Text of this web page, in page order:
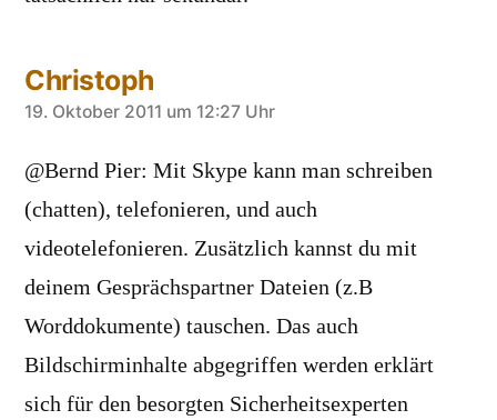
Christoph
sagt:
19. Oktober 2011 um 12:27 Uhr
@Bernd Pier: Mit Skype kann man schreiben
(chatten), telefonieren, und auch
videotelefonieren. Zusätzlich kannst du mit
deinem Gesprächspartner Dateien (z.B
Worddokumente) tauschen. Das auch
Bildschirminhalte abgegriffen werden erklärt
sich für den besorgten Sicherheitsexperten